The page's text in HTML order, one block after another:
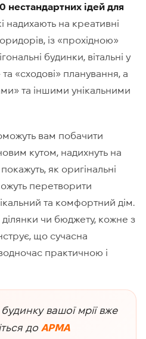
нестандартних ідей для
надихають на креативні
із «прохідною»
будинки, вітальні у
«сходові» планування, а
та іншими унікальними
вам побачити
кутом, надихнуть на
як оригінальні
перетворити
та комфортний дім.
чи бюджету, кожне з
що сучасна
практичною і
вашої мрії вже
до АРМА